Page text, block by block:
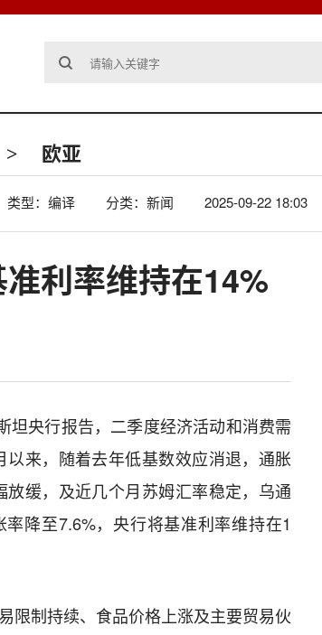
> 欧亚
类型：编译 分类：新闻 2025-09-22 18:03
利率维持在14%
坦央行报告，二季度经济活动和消费需
以来，随着去年低基数效应消退，通胀
缓，及近几个月苏姆汇率稳定，乌通
率降至7.6%，央行将基准利率维持在1
限制持续、食品价格上涨及主要贸易伙